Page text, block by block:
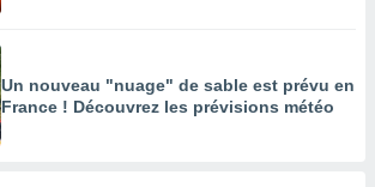
Un nouveau "nuage" de sable est prévu en
France ! Découvrez les prévisions météo